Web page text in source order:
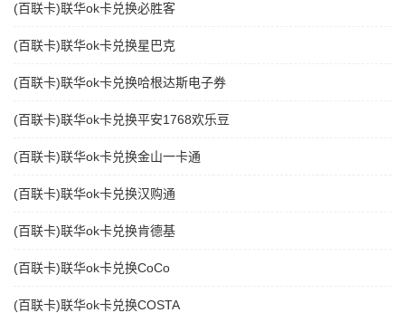
(百联卡)联华ok卡兑换必胜客
(百联卡)联华ok卡兑换星巴克
(百联卡)联华ok卡兑换哈根达斯电子券
(百联卡)联华ok卡兑换平安1768欢乐豆
(百联卡)联华ok卡兑换金山一卡通
(百联卡)联华ok卡兑换汉购通
(百联卡)联华ok卡兑换肯德基
(百联卡)联华ok卡兑换CoCo
(百联卡)联华ok卡兑换COSTA